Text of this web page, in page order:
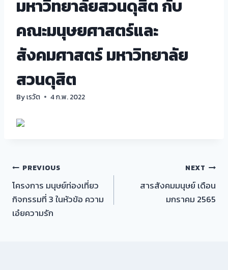
มหาวิทยาลัยสวนดุสิต กับ
คณะมนุษยศาสตร์และ
สังคมศาสตร์ มหาวิทยาลัย
สวนดุสิต
Byเรวัต 4 ก.พ. 2022
เมนู
นำทาง
เรื่อง
PREVIOUS
โครงการ มนุษย์ท่องเที่ยว
กิจกรรมที่ 3 ในหัวข้อ ความ
เอ๋ยความรัก
NEXT
สารสังคมมนุษย์ เดือน
มกราคม 2565